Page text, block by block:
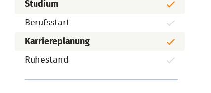
Studium
Berufsstart
Karriereplanung
Ruhestand